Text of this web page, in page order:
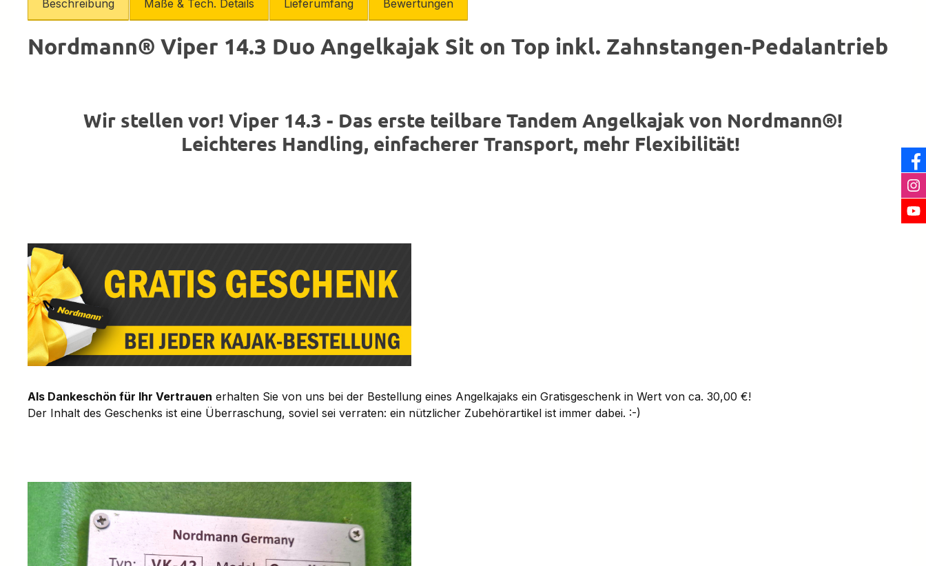
Beschreibung Maße & Tech. Details Lieferumfang Bewertungen
Nordmann® Viper 14.3 Duo Angelkajak Sit on Top inkl. Zahnstangen-Pedalantrieb
Wir stellen vor! Viper 14.3 - Das erste teilbare Tandem Angelkajak von Nordmann®!
Leichteres Handling, einfacherer Transport, mehr Flexibilität!
Als Dankeschön für Ihr Vertrauen erhalten Sie von uns bei der Bestellung eines Angelkajaks ein Gratisgeschenk in Wert von ca. 30,00 €!
Der Inhalt des Geschenks ist eine Überraschung, soviel sei verraten: ein nützlicher Zubehörartikel ist immer dabei. :-)